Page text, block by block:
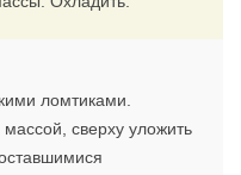
ломтиками.
сверху уложить